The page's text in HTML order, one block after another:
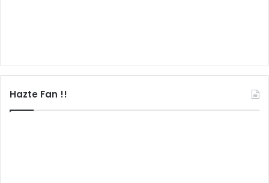
Hazte Fan !!